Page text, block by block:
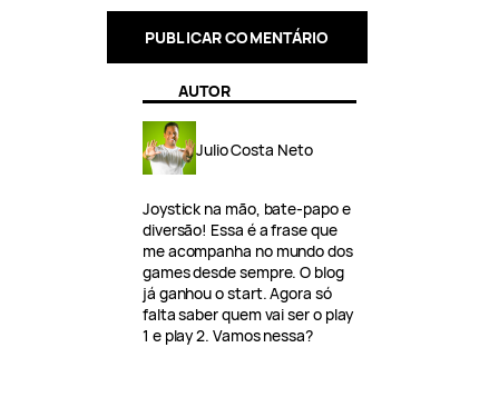
AUTOR
Julio Costa Neto
Joystick na mão, bate-papo e
diversão! Essa é a frase que
me acompanha no mundo dos
games desde sempre. O blog
já ganhou o start. Agora só
falta saber quem vai ser o play
1 e play 2. Vamos nessa?